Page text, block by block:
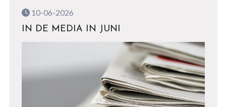
10-06-2026
IN DE MEDIA IN JUNI